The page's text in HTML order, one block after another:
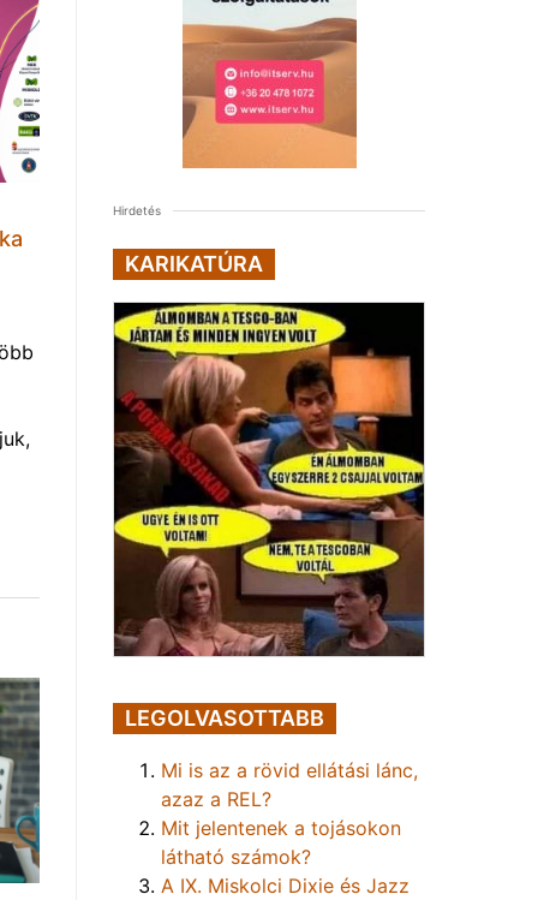
Hirdetés
KARIKATÚRA
LEGOLVASOTTABB
Mi is az a rövid ellátási lánc,
azaz a REL?
Mit jelentenek a tojásokon
látható számok?
A IX. Miskolci Dixie és Jazz